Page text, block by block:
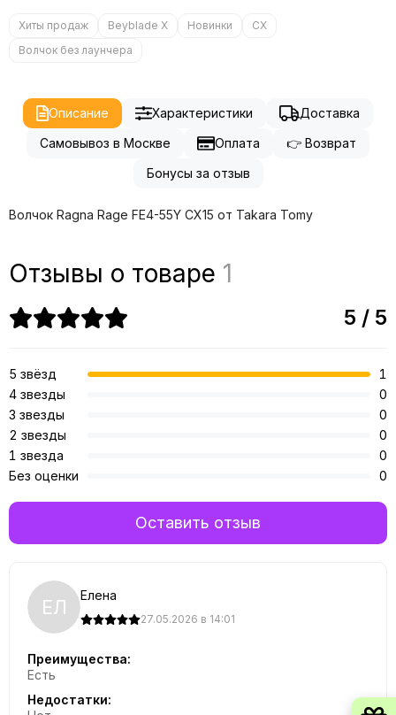
Хиты продаж Beyblade X Новинки
CX
Волчок без лаунчера
Описание Характеристики
Доставка
Самовывоз в Москве
Оплата
👉 Возврат
Бонусы за отзыв
Волчок Ragna Rage FE4-55Y CX15 от Takara Tomy
Отзывы о товаре 1
ЕЛ Елена
27.05.2026 в 14:01
Преимущества:
Есть
Недостатки:
5 / 5
5 звёзд
1
4 звезды
0
3 звезды
0
2 звезды
0
1 звезда
0
Без оценки
0
Оставить отзыв